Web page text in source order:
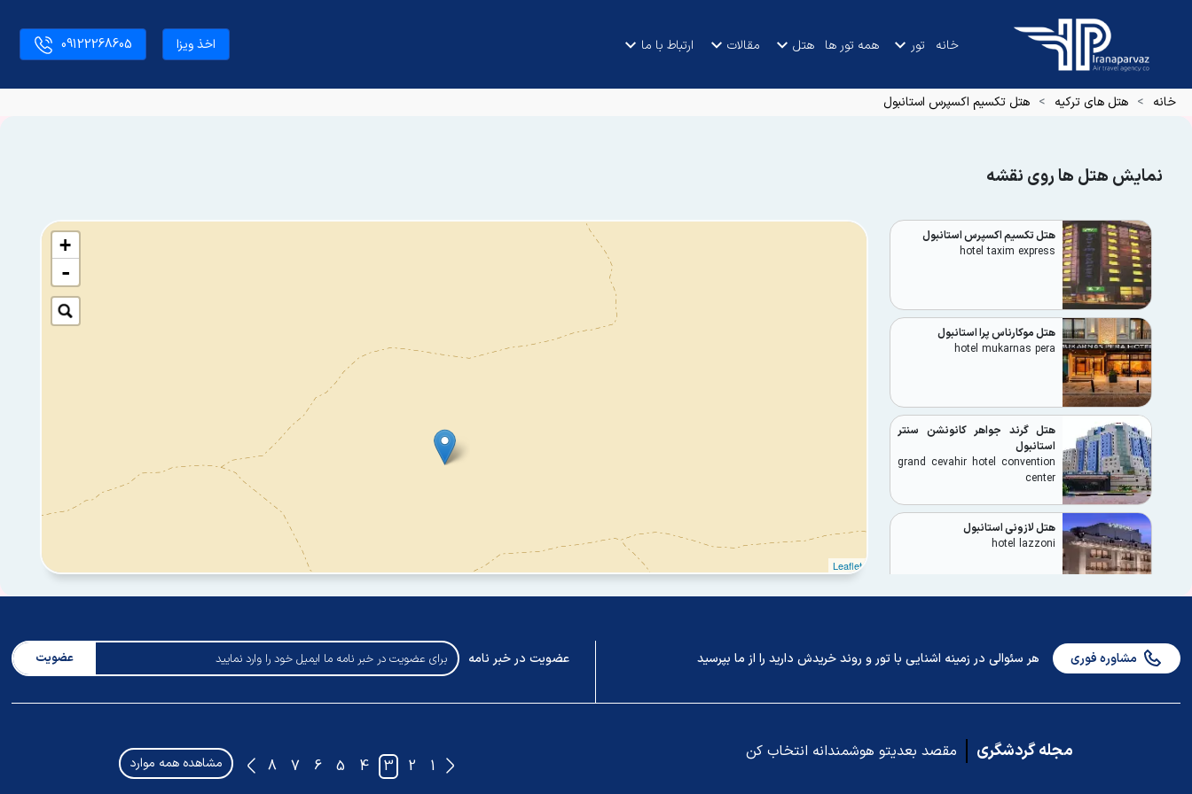
خانه تور همه تور ها هتل مقالات ارتباط با ما اخذ ویزا 09122268605
خانه هتل های ترکیه هتل تکسیم اکسپرس استانبول
نمایش هتل ها روی نقشه
هتل تکسیم اکسپرس استانبول
hotel taxim express
هتل موکارناس پرا استانبول
hotel mukarnas pera
هتل گرند جواهر کانونشن سنتر
استانبول
grand cevahir hotel convention
center
هتل لازونی استانبول
hotel lazzoni
hotel gorur suit Istanbul
+
-
Leaflet
مشاوره فوری هر سئوالی در زمینه اشنایی با تور و روند خریدش دارید را از ما بپرسید عضویت در خبر نامه عضویت
مجله گردشگری مقصد بعدیتو هوشمندانه انتخاب کن
مشاهده همه موارد 1
2
3
4
5
6
7
8